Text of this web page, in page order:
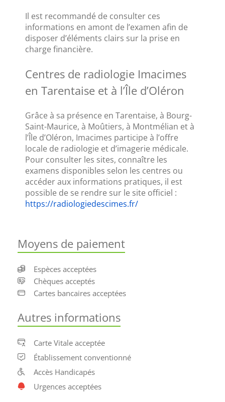
Il est recommandé de consulter ces
informations en amont de l’examen afin de
disposer d’éléments clairs sur la prise en
charge financière.
Centres de radiologie Imacimes
en Tarentaise et à l’Île d’Oléron
Grâce à sa présence en Tarentaise, à Bourg-
Saint-Maurice, à Moûtiers, à Montmélian et à
l’Île d’Oléron, Imacimes participe à l’offre
locale de radiologie et d’imagerie médicale.
Pour consulter les sites, connaître les
examens disponibles selon les centres ou
accéder aux informations pratiques, il est
possible de se rendre sur le site officiel :
https://radiologiedescimes.fr/
Moyens de paiement
Espèces acceptées
Chèques acceptés
Cartes bancaires acceptées
Autres informations
Carte Vitale acceptée
Établissement conventionné
Accès Handicapés
Urgences acceptées